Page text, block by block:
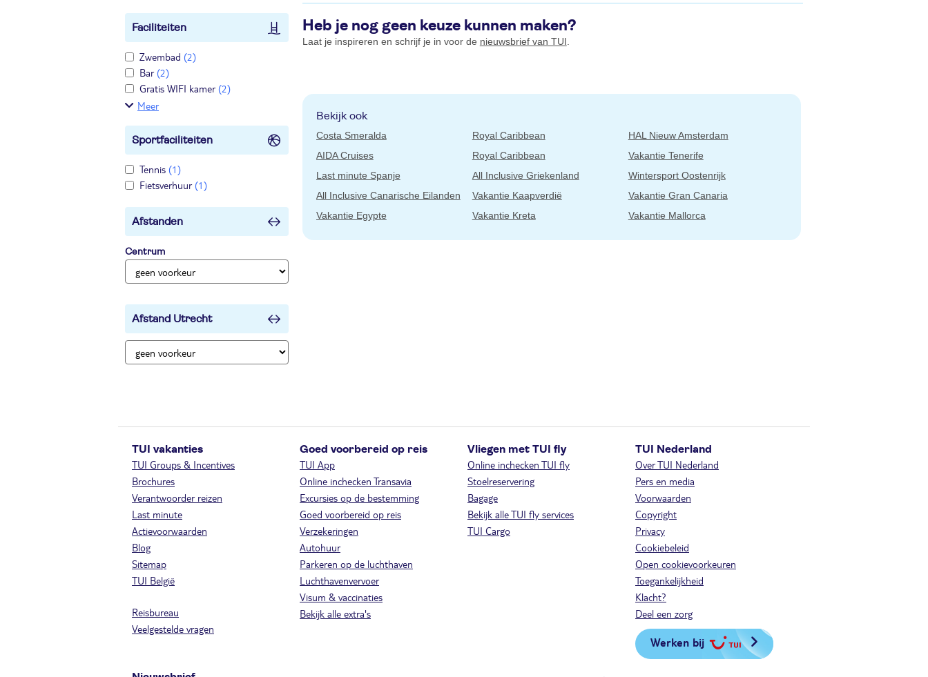
Faciliteiten
Zwembad (2)
Bar(2)
Gratis WIFI kamer(2)
Meer
Sportfaciliteiten
Tennis (1)
Fietsverhuur(1)
Afstanden
Centrum
Afstand Utrecht
Heb je nog geen keuze kunnen maken?
Laat je inspireren en schrijf je in voor de nieuwsbrief van TUI
Bekijk ook
Costa Smeralda
Royal Caribbean
HAL Nieuw Amsterdam
AIDA Cruises
Royal Caribbean
Vakantie Tenerife
Last minute Spanje
All Inclusive Griekenland
Wintersport Oostenrijk
All Inclusive Canarische Eilanden
Vakantie Kaapverdië
Vakantie Gran Canaria
Vakantie Egypte
Vakantie Kreta Vakantie Mallorca
TUI vakanties
TUI Groups & Incentives
Brochures
Verantwoorder reizen
Last minute
Actievoorwaarden
Blog
Sitemap
TUI België
Reisbureau
Veelgestelde vragen
Goed voorbereid op reis
TUI App
Online inchecken Transavia
Excursies op de bestemming
Goed voorbereid op reis
Verzekeringen
Autohuur
Parkeren op de luchthaven
Luchthavenvervoer
Visum & vaccinaties
Bekijk alle extra's
Vliegen met TUI fly
Online inchecken TUI fly
Stoelreservering
Bagage
Bekijk alle TUI fly services
TUI Cargo
TUI Nederland
Over TUI Nederland
Pers en media
Voorwaarden
Copyright
Privacy
Cookiebeleid
Open cookievoorkeuren
Toegankelijkheid
Klacht?
Deel een zorg
Werken bij